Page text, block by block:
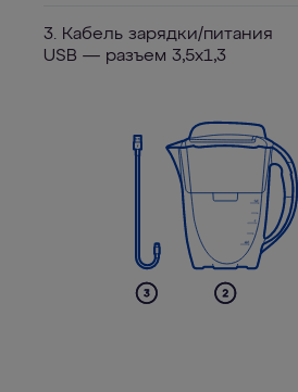
3. Кабель зарядки/питания
USB — разъем 3,5х1,3